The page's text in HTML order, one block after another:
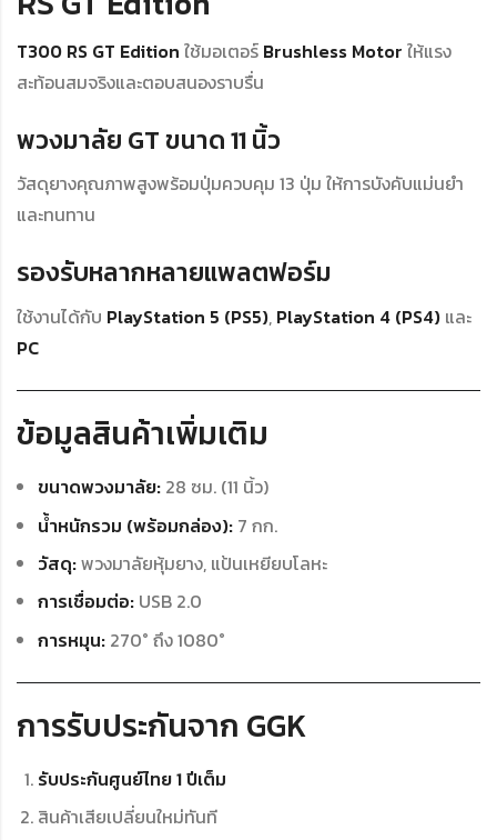
T300 RS GT Edition ใช้มอเตอร์ Brushless Motor ให้แรง
สะท้อนสมจริงและตอบสนองราบรื่น
พวงมาลัย GT ขนาด 11 นิ้ว
วัสดุยางคุณภาพสูงพร้อมปุ่มควบคุม 13 ปุ่ม ให้การบังคับแม่นยำ
และทนทาน
รองรับหลากหลายแพลตฟอร์ม
ใช้งานได้กับ PlayStation 5 (PS5), PlayStation 4 (PS4) และ
PC
ข้อมูลสินค้าเพิ่มเติม
ขนาดพวงมาลัย: 28 ซม. (11 นิ้ว)
น้ำหนักรวม (พร้อมกล่อง): 7 กก.
วัสดุ:พวงมาลัยหุ้มยาง, แป้นเหยียบโลหะ
การเชื่อมต่อ: USB 2.0
การหมุน: 270° ถึง 1080°
การรับประกันจาก GGK
รับประกันศูนย์ไทย 1 ปีเต็ม
สินค้าเสียเปลี่ยนใหม่ทันที